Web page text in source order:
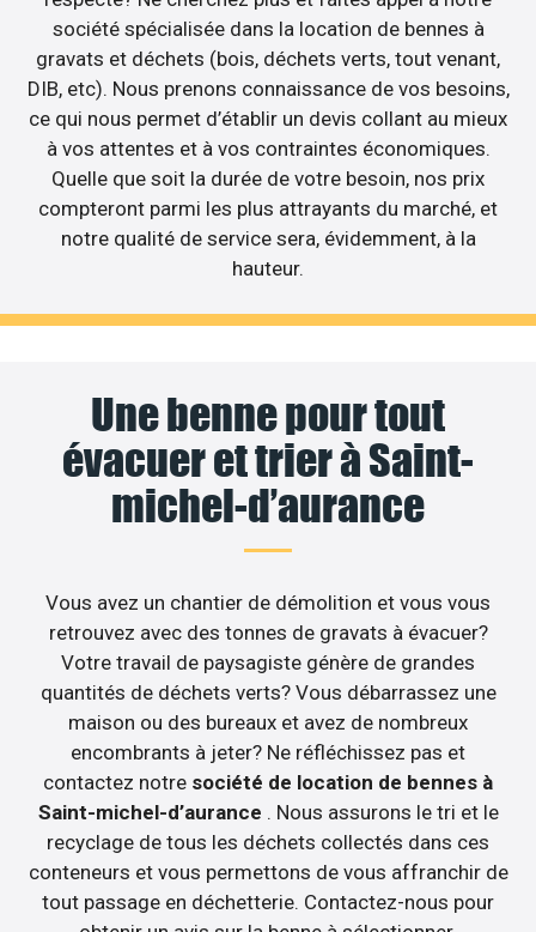
société spécialisée dans la location de bennes à
gravats et déchets (bois, déchets verts, tout venant,
DIB, etc). Nous prenons connaissance de vos besoins,
ce qui nous permet d’établir un devis collant au mieux
à vos attentes et à vos contraintes économiques.
Quelle que soit la durée de votre besoin, nos prix
compteront parmi les plus attrayants du marché, et
notre qualité de service sera, évidemment, à la
hauteur.
Une benne pour tout
évacuer et trier à Saint-
michel-d’aurance
Vous avez un chantier de démolition et vous vous
retrouvez avec des tonnes de gravats à évacuer?
Votre travail de paysagiste génère de grandes
quantités de déchets verts? Vous débarrassez une
maison ou des bureaux et avez de nombreux
encombrants à jeter? Ne réfléchissez pas et
contactez notre société de location de bennes à
Saint-michel-d’aurance . Nous assurons le tri et le
recyclage de tous les déchets collectés dans ces
conteneurs et vous permettons de vous affranchir de
tout passage en déchetterie. Contactez-nous pour